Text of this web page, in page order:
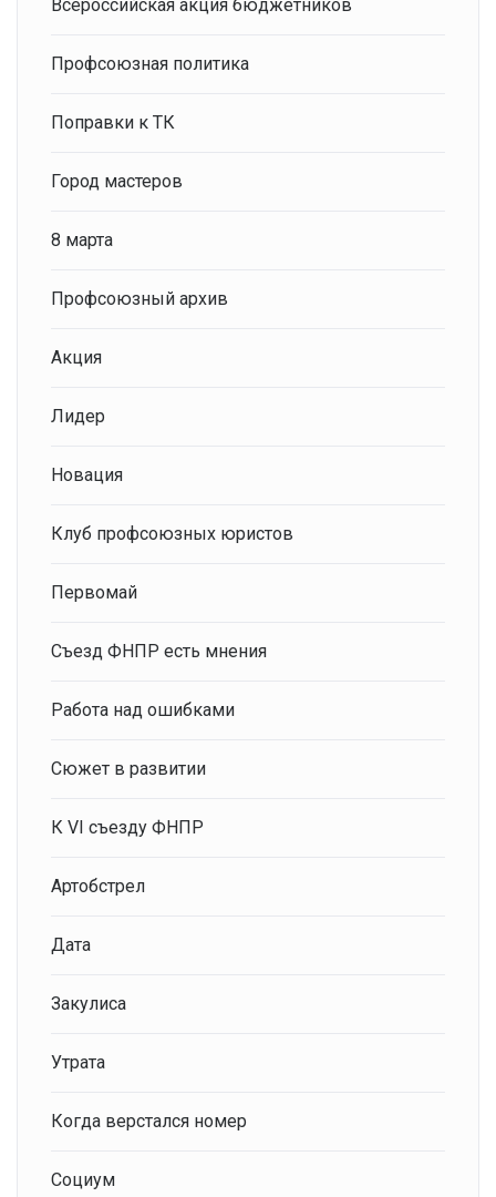
Всероссийская акция бюджетников
Профсоюзная политика
Поправки к ТК
Город мастеров
8 марта
Профсоюзный архив
Акция
Лидер
Новация
Клуб профсоюзных юристов
Первомай
Съезд ФНПР есть мнения
Работа над ошибками
Сюжет в развитии
К VI съезду ФНПР
Артобстрел
Дата
Закулиса
Утрата
Когда верстался номер
Социум